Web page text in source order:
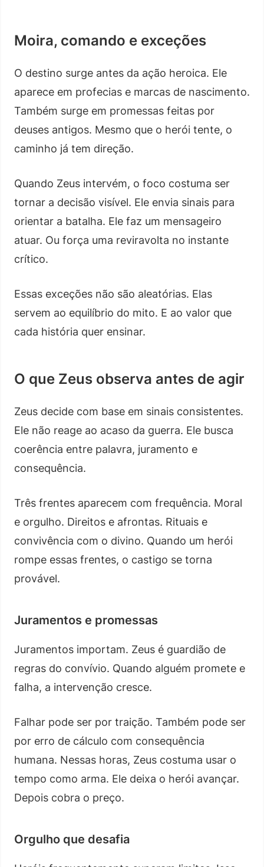
Moira, comando e exceções
O destino surge antes da ação heroica. Ele
aparece em profecias e marcas de nascimento.
Também surge em promessas feitas por
deuses antigos. Mesmo que o herói tente, o
caminho já tem direção.
Quando Zeus intervém, o foco costuma ser
tornar a decisão visível. Ele envia sinais para
orientar a batalha. Ele faz um mensageiro
atuar. Ou força uma reviravolta no instante
crítico.
Essas exceções não são aleatórias. Elas
servem ao equilíbrio do mito. E ao valor que
cada história quer ensinar.
O que Zeus observa antes de agir
Zeus decide com base em sinais consistentes.
Ele não reage ao acaso da guerra. Ele busca
coerência entre palavra, juramento e
consequência.
Três frentes aparecem com frequência. Moral
e orgulho. Direitos e afrontas. Rituais e
convivência com o divino. Quando um herói
rompe essas frentes, o castigo se torna
provável.
Juramentos e promessas
Juramentos importam. Zeus é guardião de
regras do convívio. Quando alguém promete e
falha, a intervenção cresce.
Falhar pode ser por traição. Também pode ser
por erro de cálculo com consequência
humana. Nessas horas, Zeus costuma usar o
tempo como arma. Ele deixa o herói avançar.
Depois cobra o preço.
Orgulho que desafia